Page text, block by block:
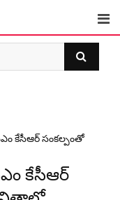
కేసీఆర్ సంక‌ల్పంతో
కేసీఆర్